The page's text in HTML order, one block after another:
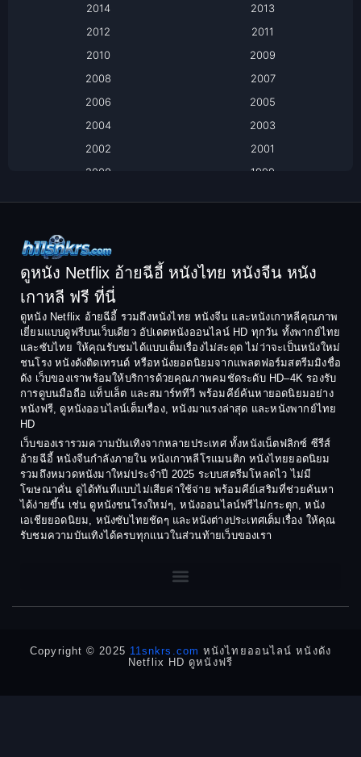
Comedy ตลก
Coming-of-age ชีวิตวัยรุ่น
Crime อาชญากรรม
Crime อาชญากรรม
Culture
Dance เต้น
Dark Comedy ตลกร้าย
DC
Detective สืบสวน
2014
2013
2012
2011
2010
2009
2008
2007
2006
2005
2004
2003
2002
2001
2000
1999
1994
1992
1991
1990
1988
1987
1986
1985
1984
1983
1982
1981
1980
1978
1974
1973
1972
1971
1970
1969
1968
1964
ดูหนัง Netflix อ้ายฉีอี้ หนังไทย หนังจีน หนัง
เกาหลี ฟรี ที่นี่
ดูหนัง Netflix อ้ายฉีอี้ รวมถึงหนังไทย หนังจีน และหนังเกาหลีคุณภาพ
เยี่ยมแบบดูฟรีบนเว็บเดียว อัปเดตหนังออนไลน์ HD ทุกวัน ทั้งพากย์ไทย
และซับไทย ให้คุณรับชมได้แบบเต็มเรื่องไม่สะดุด ไม่ว่าจะเป็นหนังใหม่
ชนโรง หนังดังติดเทรนด์ หรือหนังยอดนิยมจากแพลตฟอร์มสตรีมมิงชื่อ
ดัง เว็บของเราพร้อมให้บริการด้วยคุณภาพคมชัดระดับ HD–4K รองรับ
การดูบนมือถือ แท็บเล็ต และสมาร์ททีวี พร้อมคีย์ค้นหายอดนิยมอย่าง
หนังฟรี, ดูหนังออนไลน์เต็มเรื่อง, หนังมาแรงล่าสุด และหนังพากย์ไทย
HD
เว็บของเรารวมความบันเทิงจากหลายประเทศ ทั้งหนังเน็ตฟลิกซ์ ซีรีส์
อ้ายฉีอี้ หนังจีนกำลังภายใน หนังเกาหลีโรแมนติก หนังไทยยอดนิยม
รวมถึงหมวดหนังมาใหม่ประจำปี 2025 ระบบสตรีมโหลดไว ไม่มี
โฆษณาคั่น ดูได้ทันทีแบบไม่เสียค่าใช้จ่าย พร้อมคีย์เสริมที่ช่วยค้นหา
ได้ง่ายขึ้น เช่น ดูหนังชนโรงใหม่ๆ, หนังออนไลน์ฟรีไม่กระตุก, หนัง
เอเชียยอดนิยม, หนังซับไทยชัดๆ และหนังต่างประเทศเต็มเรื่อง ให้คุณ
รับชมความบันเทิงได้ครบทุกแนวในส่วนท้ายเว็บของเรา
Copyright © 2025 11snkrs.com หนังไทยออนไลน์ หนังดัง
Netflix HD ดูหนังฟรี